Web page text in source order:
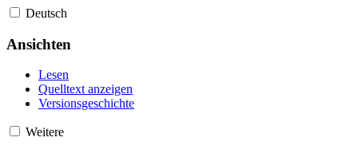
Deutsch
Ansichten
Lesen
Quelltext anzeigen
Versionsgeschichte
Weitere